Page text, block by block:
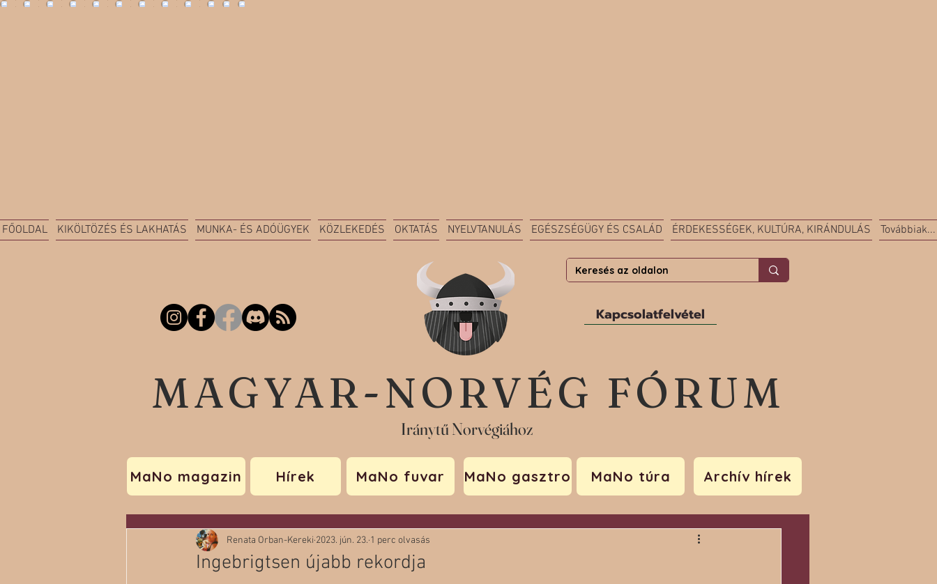
FŐOLDAL KIKÖLTÖZÉS ÉS LAKHATÁS MUNKA- ÉS ADÓÜGYEK KÖZLEKEDÉS OKTATÁS NYELVTANULÁS EGÉSZSÉGÜGY ÉS CSALÁD ÉRDEKESSÉGEK, KULTÚRA, KIRÁNDULÁS Továbbiak...
Kapcsolatfelvétel
MAGYAR-NORVÉG FÓRUM
Iránytű Norvégiához
MaNo magazin Hírek MaNo fuvar MaNo gasztro MaNo túra Archív hírek
Ingebrigtsen újabb rekordja
Renata Orban-Kereki 2023. jún. 23. 1 perc olvasás